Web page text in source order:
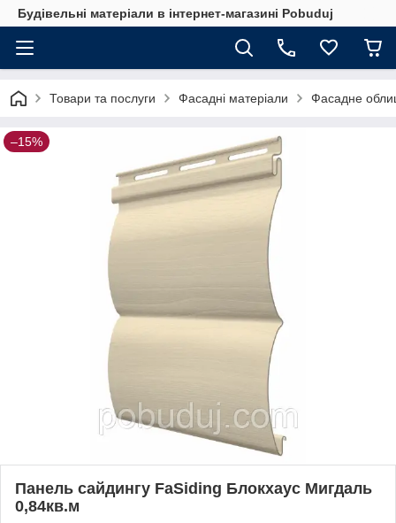
Будівельні матеріали в інтернет-магазині Pobuduj
Товари та послуги Фасадні матеріали Фасадне
–15%
Панель сайдингу FaSiding Блокхаус Мигдаль
0,84кв.м